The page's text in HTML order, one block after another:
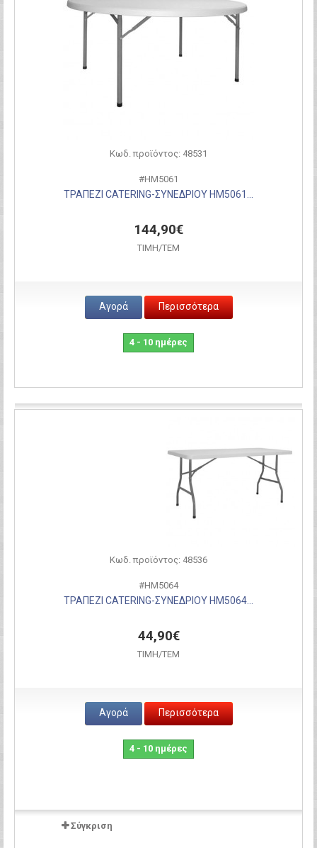
Κωδ. προϊόντος: 48531
#HM5061
ΤΡΑΠΕΖΙ CATERING-ΣΥΝΕΔΡΙΟΥ HM5061...
144,90€
ΤΙΜH/ΤΕΜ
Αγορά Περισσότερα
4 - 10 ημέρες
Κωδ. προϊόντος: 48536
#HM5064
ΤΡΑΠΕΖΙ CATERING-ΣΥΝΕΔΡΙΟΥ HM5064...
44,90€
ΤΙΜH/ΤΕΜ
Αγορά Περισσότερα
4 - 10 ημέρες
Σύγκριση